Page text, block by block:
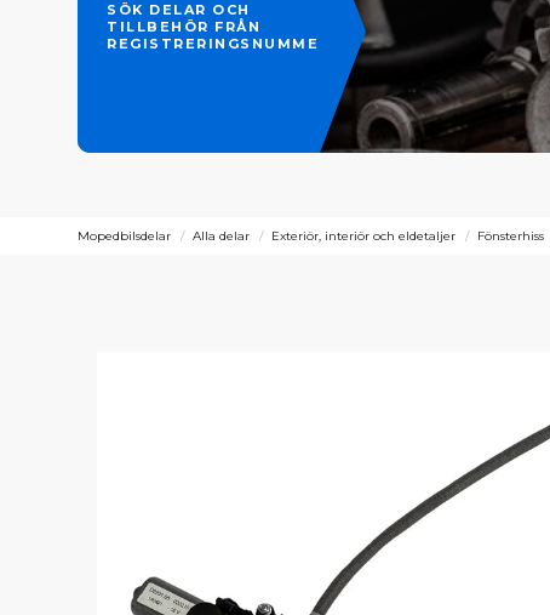
SÖK DELAR OCH
TILLBEHÖR FRÅN
REGISTRERINGSNUMMER
Mopedbilsdelar Alla delar Exteriör, interiör och eldetaljer Fönsterhiss